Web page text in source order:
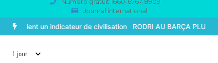
Numéro gratuit 1660-6767-8909
Journal international
RODRI AU BARÇA PLUTOT QU’AU REAL MADRID : Les
1 jour
TOGO : Sauver la mère devient un indicateur de